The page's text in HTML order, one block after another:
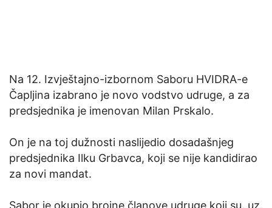
Na 12. Izvještajno-izbornom Saboru HVIDRA-e
Čapljina izabrano je novo vodstvo udruge, a za
predsjednika je imenovan Milan Prskalo.
On je na toj dužnosti naslijedio dosadašnjeg
predsjednika Ilku Grbavca, koji se nije kandidirao
za novi mandat.
Sabor je okupio brojne članove udruge koji su, uz